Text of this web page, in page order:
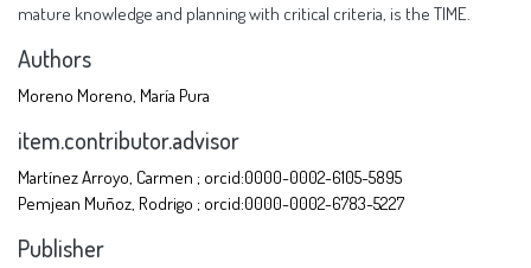
mature knowledge and planning with critical criteria, is the TIME.
Authors
Moreno Moreno, María Pura
item.contributor.advisor
Martínez Arroyo, Carmen ; orcid:0000-0002-6105-5895
Pemjean Muñoz, Rodrigo ; orcid:0000-0002-6783-5227
Publisher